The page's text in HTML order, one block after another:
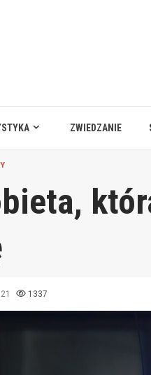
ZWIEDZANIE
1337